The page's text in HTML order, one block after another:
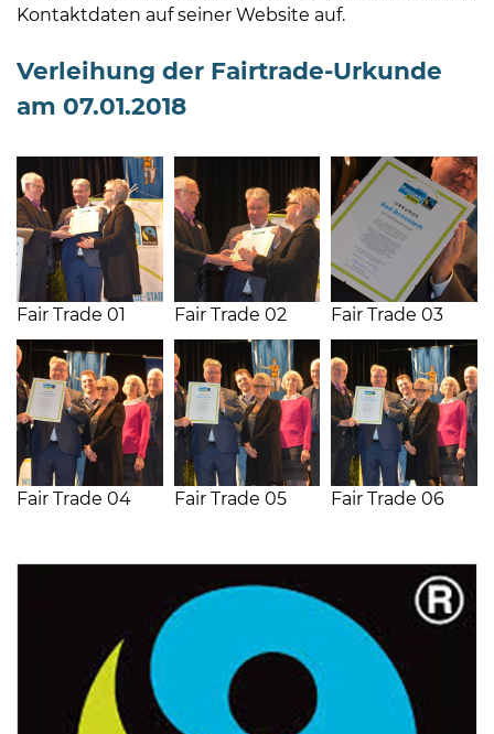
Uhr
sowie
der
Öffnungszeiten
nach
Vereinbarung.
Kontaktdaten auf seiner Website auf.
Verleihung der Fairtrade-Urkunde
am 07.01.2018
Fair Trade 01 Fair Trade 02 Fair Trade 03
Fair Trade 04 Fair Trade 05 Fair Trade 06